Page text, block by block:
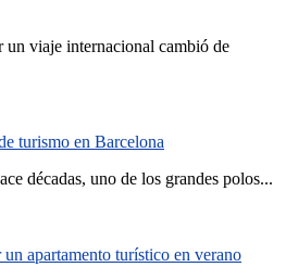
un viaje internacional cambió de
turismo en Barcelona
décadas, uno de los grandes polos...
un apartamento turístico en verano